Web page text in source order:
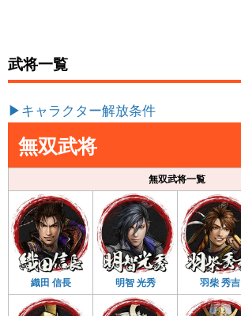
武将一覧
▶︎キャラクター解放条件
無双武将
無双武将一覧
織田 信長 明智 光秀 羽柴 秀吉